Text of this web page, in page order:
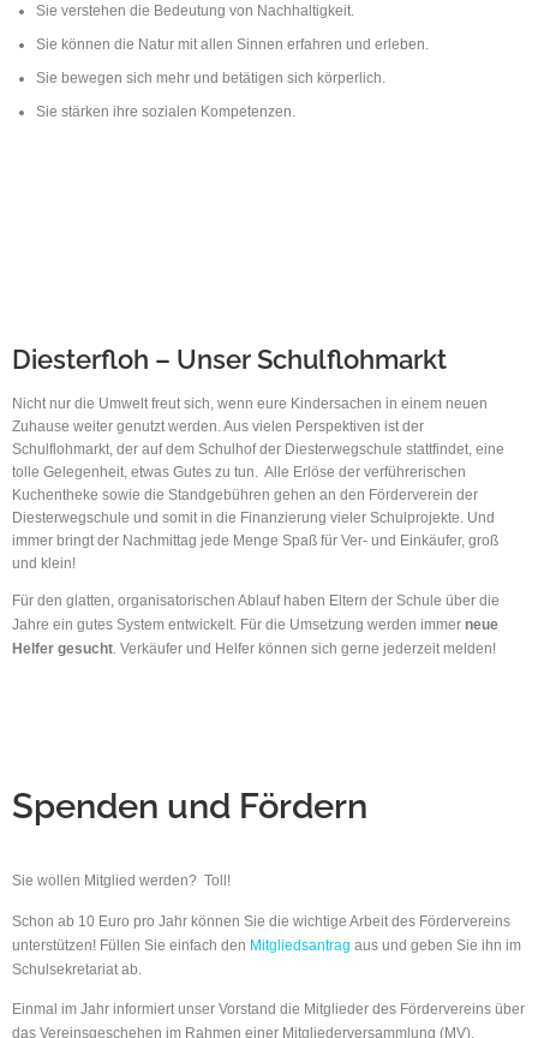
Sie verstehen die Bedeutung von Nachhaltigkeit.
Sie können die Natur mit allen Sinnen erfahren und erleben.
Sie bewegen sich mehr und betätigen sich körperlich.
Sie stärken ihre sozialen Kompetenzen.
Diesterfloh – Unser Schulflohmarkt
Nicht nur die Umwelt freut sich, wenn eure Kindersachen in einem neuen
Zuhause weiter genutzt werden. Aus vielen Perspektiven ist der
Schulflohmarkt, der auf dem Schulhof der Diesterwegschule stattfindet, eine
tolle Gelegenheit, etwas Gutes zu tun. Alle Erlöse der verführerischen
Kuchentheke sowie die Standgebühren gehen an den Förderverein der
Diesterwegschule und somit in die Finanzierung vieler Schulprojekte. Und
immer bringt der Nachmittag jede Menge Spaß für Ver- und Einkäufer, groß
und klein!
Für den glatten, organisatorischen Ablauf haben Eltern der Schule über die
Jahre ein gutes System entwickelt. Für die Umsetzung werden immer neue
Helfer gesucht. Verkäufer und Helfer können sich gerne jederzeit melden!
Spenden und Fördern
Sie wollen Mitglied werden? Toll!
Schon ab 10 Euro pro Jahr können Sie die wichtige Arbeit des Fördervereins
unterstützen! Füllen Sie einfach den Mitgliedsantrag aus und geben Sie ihn im
Schulsekretariat ab.
Einmal im Jahr informiert unser Vorstand die Mitglieder des Fördervereins über
das Vereinsgeschehen im Rahmen einer Mitgliederversammlung (MV).